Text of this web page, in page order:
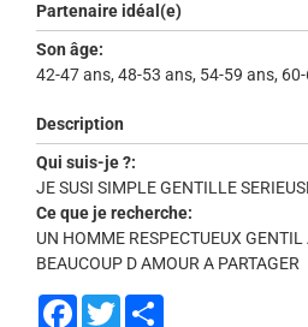
Partenaire idéal(e)
Son âge:
42-47 ans, 48-53 ans, 54-59 ans,
Description
Qui suis-je ?:
JE SUSI SIMPLE GENTILLE
Ce que je recherche:
UN HOMME RESPECTUEUX
BEAUCOUP D AMOUR A PARTAGER
Facebook
Twitter